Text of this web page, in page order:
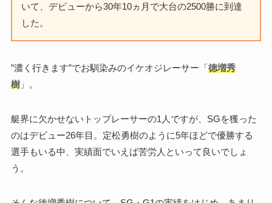
いて、デビューから30年10ヵ月で大台の2500勝に到達
した。
”濃く行きます”でお馴染みのイケオジレーサー「徳増秀
樹」。
艇界に欠かせないトップレーサーの1人ですが、SGを獲った
のはデビュー26年目。定松勇樹のように5年ほどで優勝する
選手もいる中、実績面でいえば苦労人といって良いでしょ
う。